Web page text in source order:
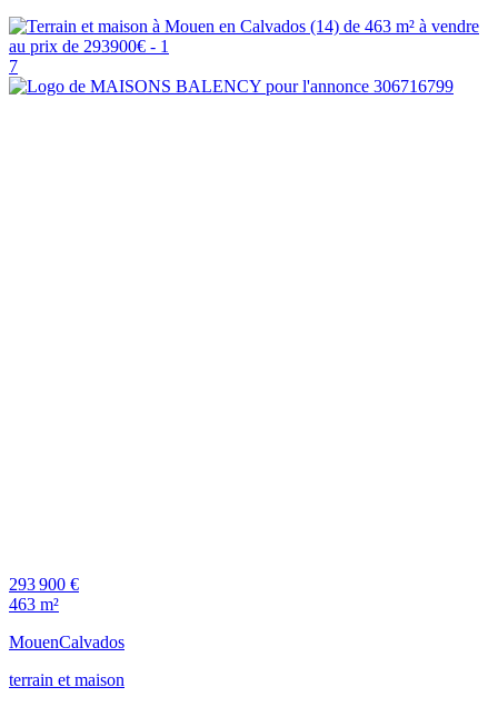
7
293 900 €
463 m²
MouenCalvados
terrain et maison